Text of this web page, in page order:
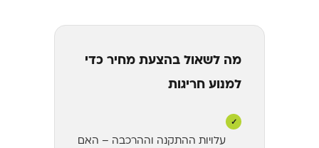
מה לשאול בהצעת מחיר כדי
למנוע חריגות
✓
עלויות ההתקנה וההרכבה – האם